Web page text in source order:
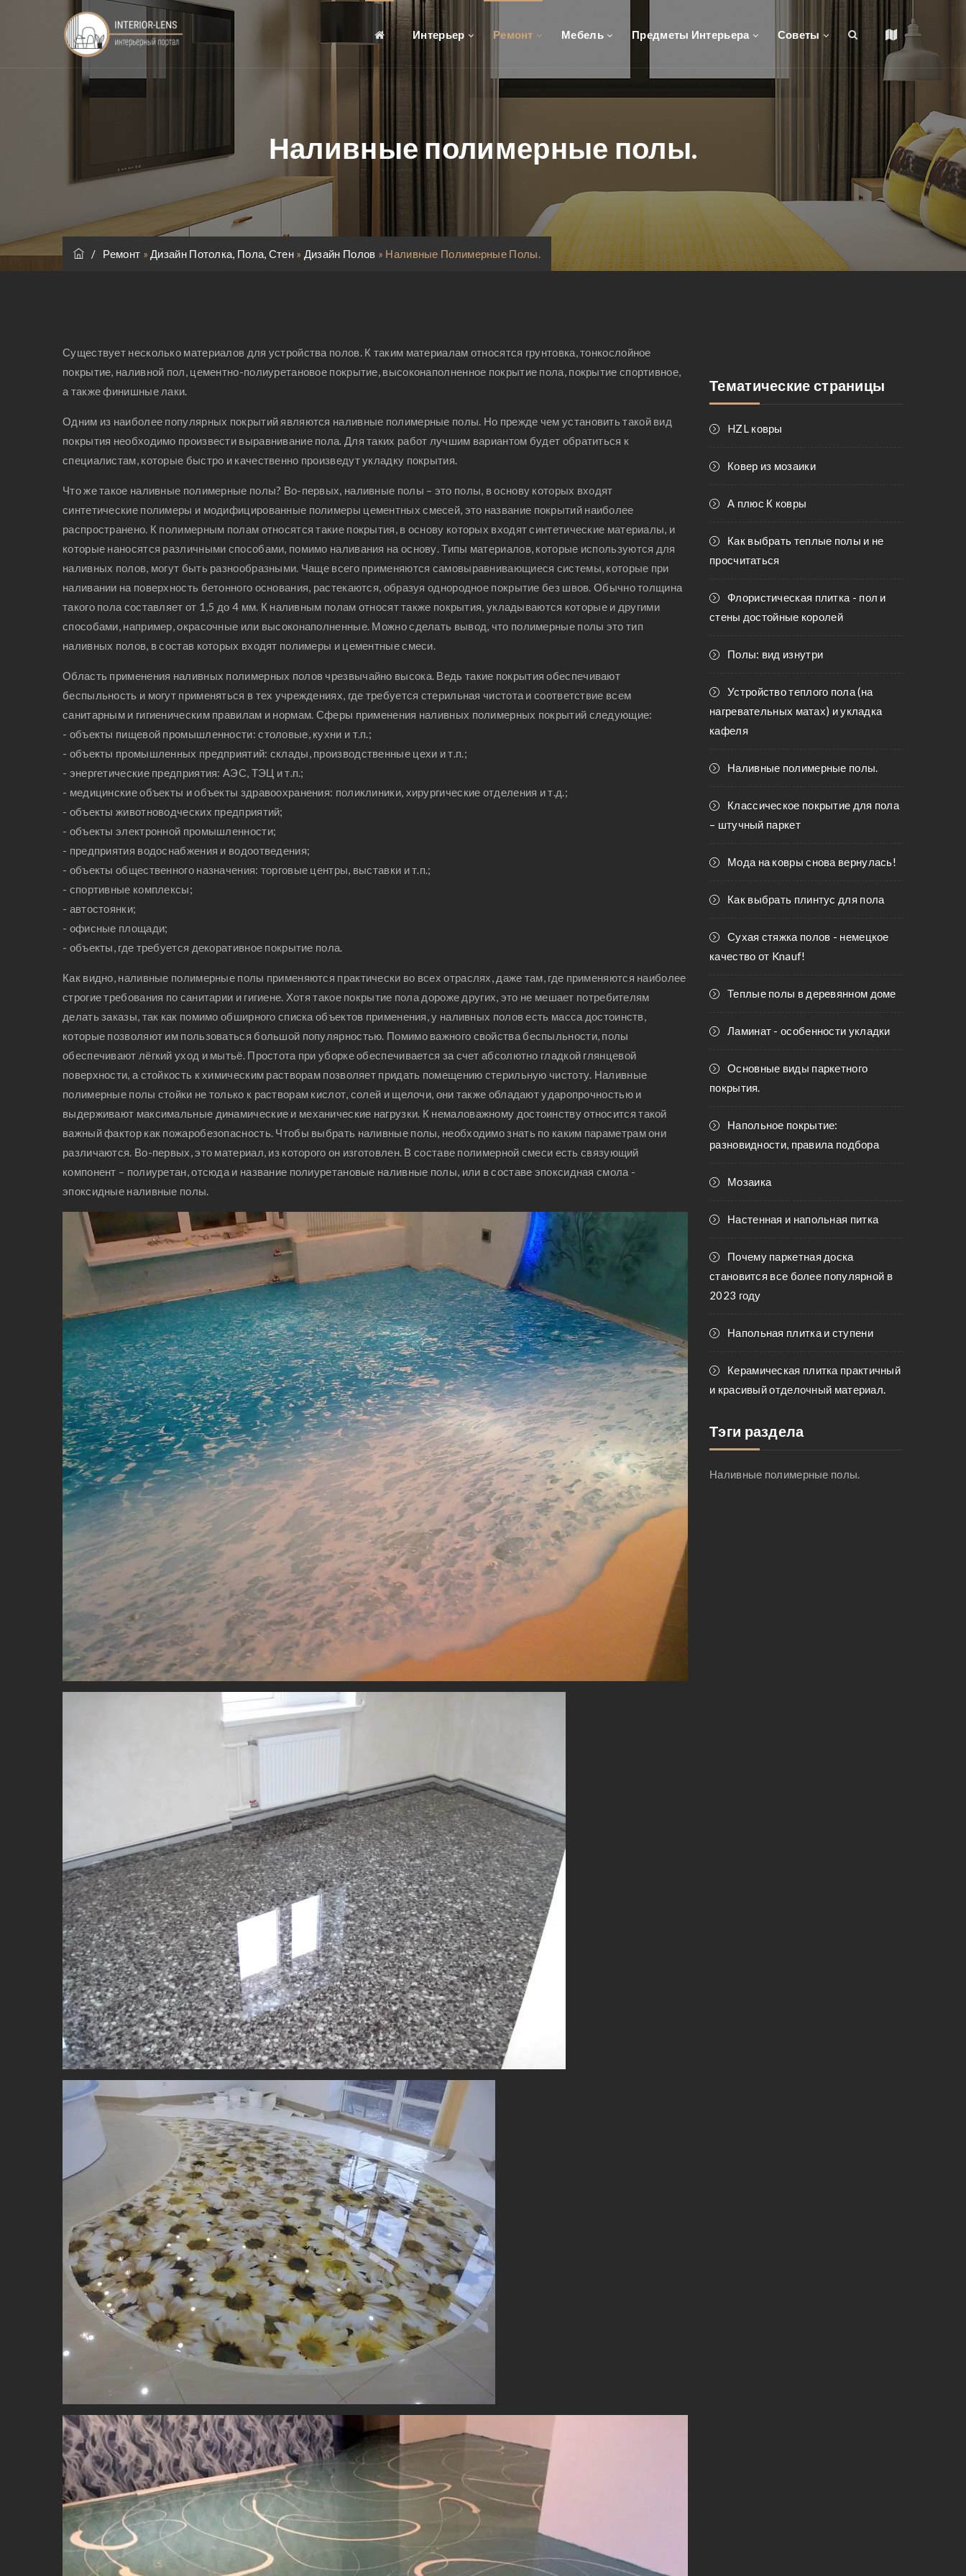
Интерьер Ремонт Мебель Предметы Интерьера Советы
Наливные полимерные полы.
/ Ремонт »Дизайн Потолка, Пола, Стен » Дизайн Полов » Наливные Полимерные Полы.
Существует несколько материалов для устройства полов. К таким материалам относятся грунтовка, тонкослойное
покрытие, наливной пол, цементно-полиуретановое покрытие, высоконаполненное покрытие пола, покрытие спортивное,
а также финишные лаки.
Одним из наиболее популярных покрытий являются наливные полимерные полы. Но прежде чем установить такой вид
покрытия необходимо произвести выравнивание пола. Для таких работ лучшим вариантом будет обратиться к
специалистам, которые быстро и качественно произведут укладку покрытия.
Что же такое наливные полимерные полы? Во-первых, наливные полы – это полы, в основу которых входят
синтетические полимеры и модифицированные полимеры цементных смесей, это название покрытий наиболее
распространено. К полимерным полам относятся такие покрытия, в основу которых входят синтетические материалы, и
которые наносятся различными способами, помимо наливания на основу. Типы материалов, которые используются для
наливных полов, могут быть разнообразными. Чаще всего применяются самовыравнивающиеся системы, которые при
наливании на поверхность бетонного основания, растекаются, образуя однородное покрытие без швов. Обычно толщина
такого пола составляет от 1,5 до 4 мм. К наливным полам относят также покрытия, укладываются которые и другими
способами, например, окрасочные или высоконаполненные. Можно сделать вывод, что полимерные полы это тип
наливных полов, в состав которых входят полимеры и цементные смеси.
Область применения наливных полимерных полов чрезвычайно высока. Ведь такие покрытия обеспечивают
беспыльность и могут применяться в тех учреждениях, где требуется стерильная чистота и соответствие всем
санитарным и гигиеническим правилам и нормам. Сферы применения наливных полимерных покрытий следующие:
- объекты пищевой промышленности: столовые, кухни и т.п.;
- объекты промышленных предприятий: склады, производственные цехи и т.п.;
- энергетические предприятия: АЭС, ТЭЦ и т.п.;
- медицинские объекты и объекты здравоохранения: поликлиники, хирургические отделения и т.д.;
- объекты животноводческих предприятий;
- объекты электронной промышленности;
- предприятия водоснабжения и водоотведения;
- объекты общественного назначения: торговые центры, выставки и т.п.;
- спортивные комплексы;
- автостоянки;
- офисные площади;
- объекты, где требуется декоративное покрытие пола.
Как видно, наливные полимерные полы применяются практически во всех отраслях, даже там, где применяются наиболее
строгие требования по санитарии и гигиене. Хотя такое покрытие пола дороже других, это не мешает потребителям
делать заказы, так как помимо обширного списка объектов применения, у наливных полов есть масса достоинств,
которые позволяют им пользоваться большой популярностью. Помимо важного свойства беспыльности, полы
обеспечивают лёгкий уход и мытьё. Простота при уборке обеспечивается за счет абсолютно гладкой глянцевой
поверхности, а стойкость к химическим растворам позволяет придать помещению стерильную чистоту. Наливные
полимерные полы стойки не только к растворам кислот, солей и щелочи, они также обладают ударопрочностью и
выдерживают максимальные динамические и механические нагрузки. К немаловажному достоинству относится такой
важный фактор как пожаробезопасность. Чтобы выбрать наливные полы, необходимо знать по каким параметрам они
различаются. Во-первых, это материал, из которого он изготовлен. В составе полимерной смеси есть связующий
компонент – полиуретан, отсюда и название полиуретановые наливные полы, или в составе эпоксидная смола -
эпоксидные наливные полы.
Тематические страницы
HZL ковры
Ковер из мозаики
А плюс К ковры
Как выбрать теплые полы и не
просчитаться
Флористическая плитка - пол и
стены достойные королей
Полы: вид изнутри
Устройство теплого пола (на
нагревательных матах) и укладка
кафеля
Наливные полимерные полы.
Классическое покрытие для пола
– штучный паркет
Мода на ковры снова вернулась!
Как выбрать плинтус для пола
Сухая стяжка полов - немецкое
качество от Knauf!
Теплые полы в деревянном доме
Ламинат - особенности укладки
Основные виды паркетного
покрытия.
Напольное покрытие:
разновидности, правила подбора
Мозаика
Настенная и напольная питка
Почему паркетная доска
становится все более популярной в
2023 году
Напольная плитка и ступени
Керамическая плитка практичный
и красивый отделочный материал.
Тэги раздела
Наливные полимерные полы.